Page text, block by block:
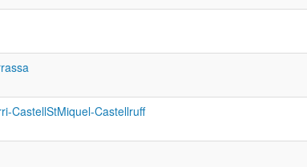
CastellStMiquel-Castellruff